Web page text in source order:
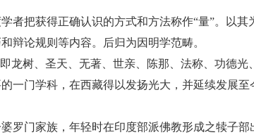
把获得正确认识的方式和方法称作“量”。以其
辩论规则等内容。后归为因明学范畴。
树、圣天、无著、世亲、陈那、法称、功德光
一门学科，在西藏得以发扬光大，并延续发展
家族，年轻时在印度部派佛教形成之犊子部